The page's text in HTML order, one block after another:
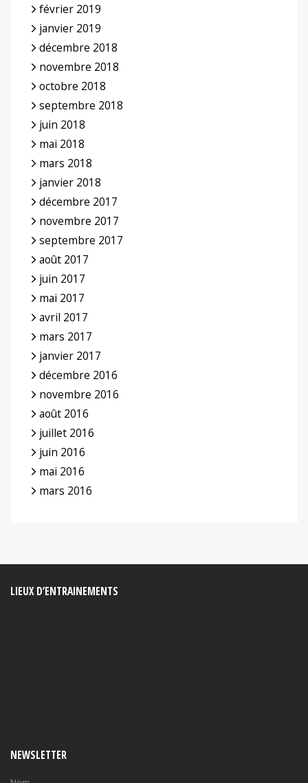
février 2019
janvier 2019
décembre 2018
novembre 2018
octobre 2018
septembre 2018
juin 2018
mai 2018
mars 2018
janvier 2018
décembre 2017
novembre 2017
septembre 2017
août 2017
juin 2017
mai 2017
avril 2017
mars 2017
janvier 2017
décembre 2016
novembre 2016
août 2016
juillet 2016
juin 2016
mai 2016
mars 2016
LIEUX D’ENTRAINEMENTS
NEWSLETTER